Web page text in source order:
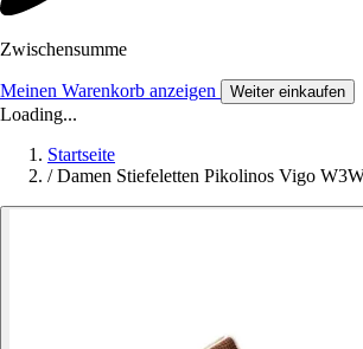
Zwischensumme
Meinen Warenkorb anzeigen Weiter einkaufen
Loading...
Startseite
/ Damen Stiefeletten Pikolinos Vigo